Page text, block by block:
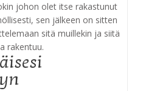
johon olet itse rakastunut
sen jälkeen on sitten
sitä muillekin ja siitä
rakentuu.